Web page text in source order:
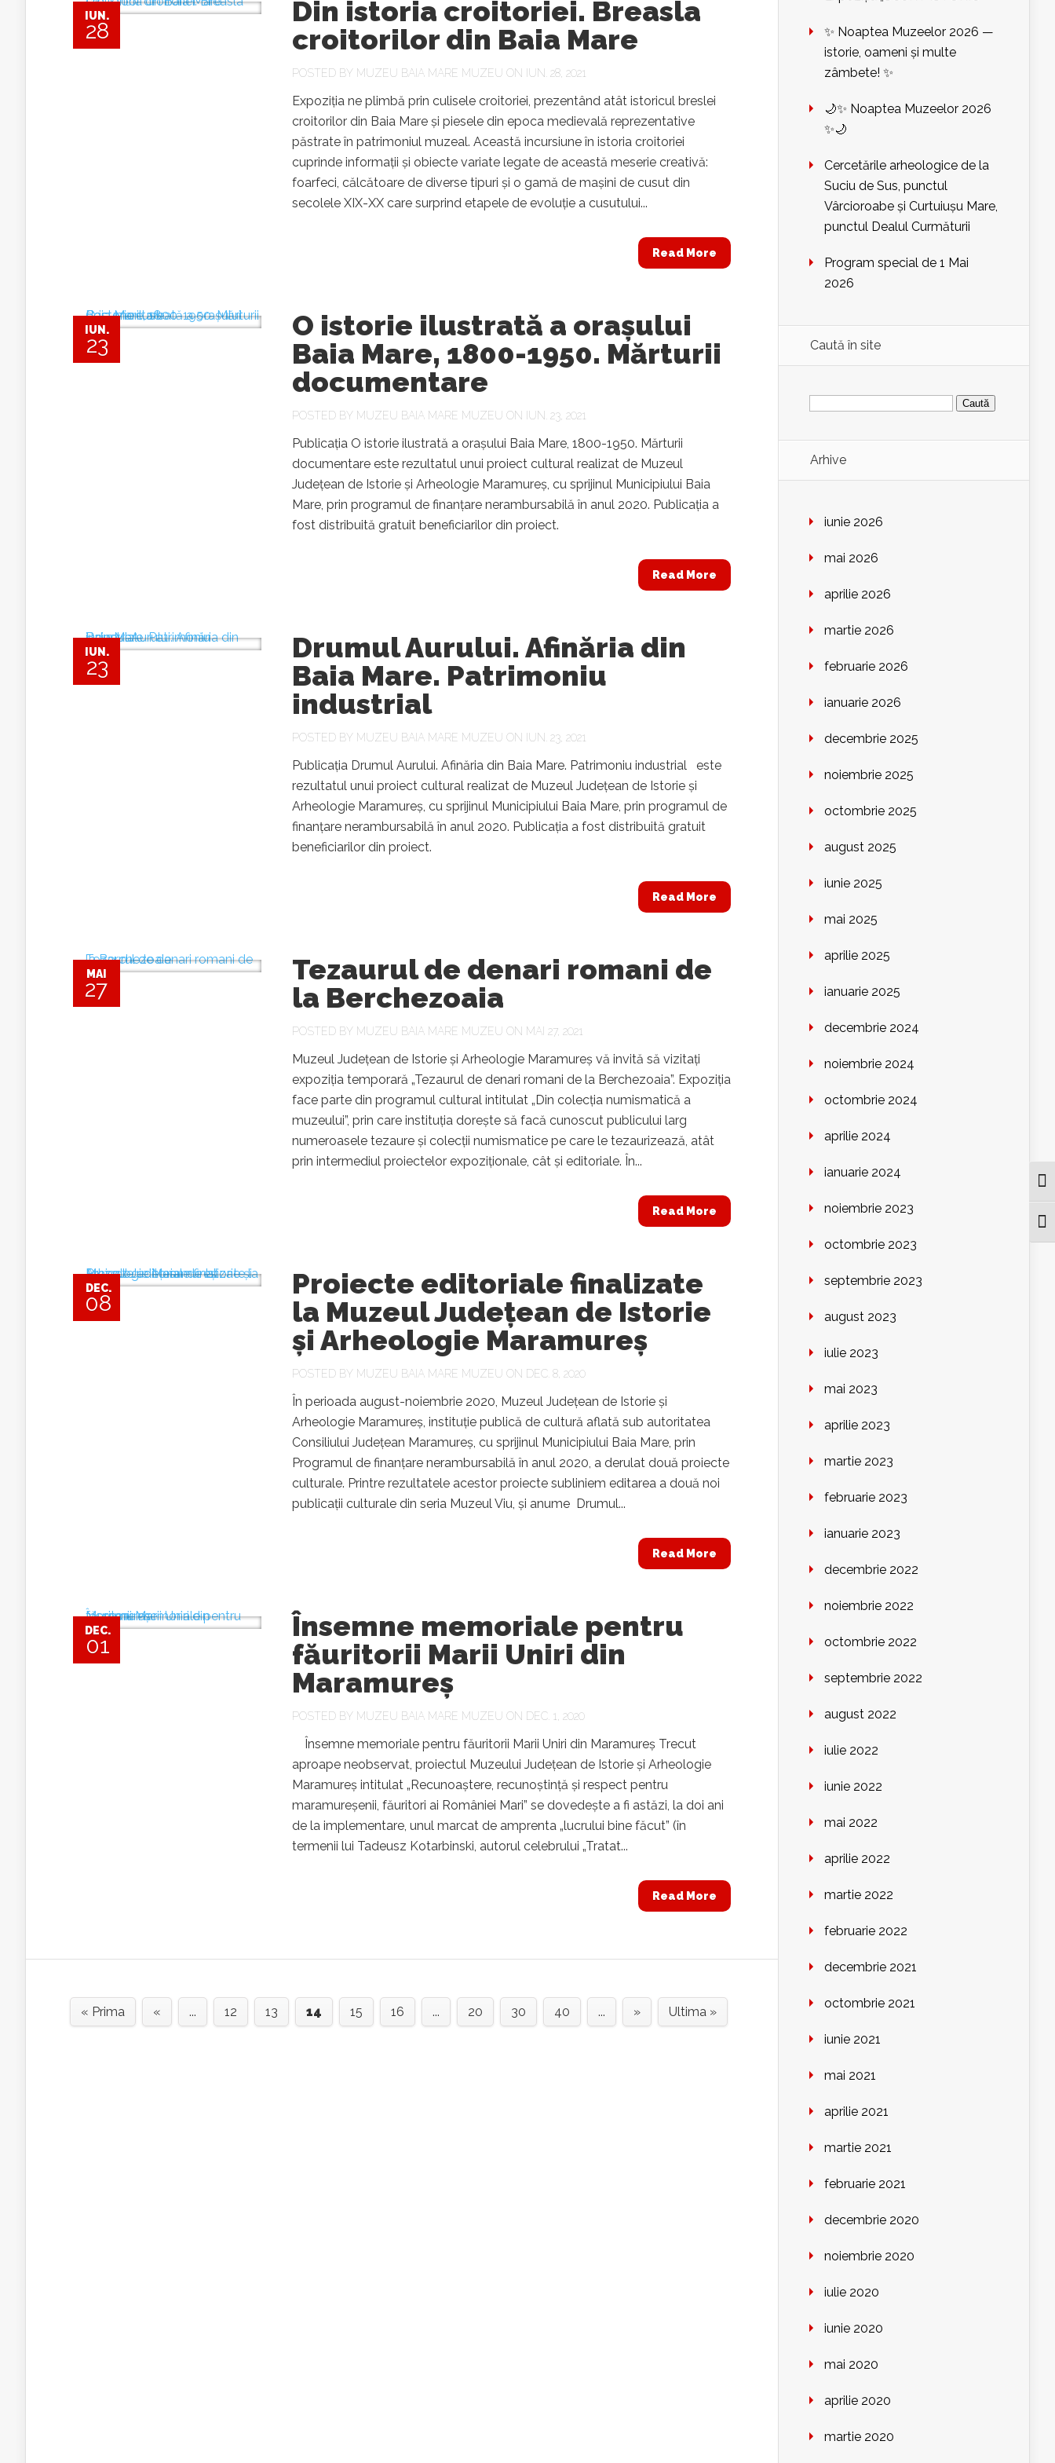
IUN.
28
Din istoria croitoriei. Breasla
croitorilor din Baia Mare
POSTED BY MUZEU BAIA MARE MUZEU ON IUN. 28, 2021
Expoziția ne plimbă prin culisele croitoriei, prezentând atât istoricul breslei
croitorilor din Baia Mare și piesele din epoca medievală reprezentative
păstrate în patrimoniul muzeal. Această incursiune în istoria croitoriei
cuprinde informații și obiecte variate legate de această meserie creativă:
foarfeci, călcătoare de diverse tipuri și o gamă de mașini de cusut din
secolele XIX-XX care surprind etapele de evoluție a cusutului...
Read More
IUN.
23
O istorie ilustrată a orașului
Baia Mare, 1800-1950. Mărturii
documentare
POSTED BY MUZEU BAIA MARE MUZEU ON IUN. 23, 2021
Publicația O istorie ilustrată a orașului Baia Mare, 1800-1950. Mărturii
documentare este rezultatul unui proiect cultural realizat de Muzeul
Județean de Istorie și Arheologie Maramureș, cu sprijinul Municipiului Baia
Mare, prin programul de finanțare nerambursabilă în anul 2020. Publicația a
fost distribuită gratuit beneficiarilor din proiect.
Read More
IUN.
23
Drumul Aurului. Afinăria din
Baia Mare. Patrimoniu
industrial
POSTED BY MUZEU BAIA MARE MUZEU ON IUN. 23, 2021
Publicația Drumul Aurului. Afinăria din Baia Mare. Patrimoniu industrial este
rezultatul unui proiect cultural realizat de Muzeul Județean de Istorie și
Arheologie Maramureș, cu sprijinul Municipiului Baia Mare, prin programul de
finanțare nerambursabilă în anul 2020. Publicația a fost distribuită gratuit
beneficiarilor din proiect.
Read More
MAI
27
Tezaurul de denari romani de
la Berchezoaia
POSTED BY MUZEU BAIA MARE MUZEU ON MAI 27, 2021
Muzeul Județean de Istorie și Arheologie Maramureș vă invită să vizitați
expoziția temporară „Tezaurul de denari romani de la Berchezoaia”. Expoziția
face parte din programul cultural intitulat „Din colecția numismatică a
muzeului”, prin care instituția dorește să facă cunoscut publicului larg
numeroasele tezaure și colecții numismatice pe care le tezaurizează, atât
prin intermediul proiectelor expoziționale, cât și editoriale. În...
Read More
DEC.
08
Proiecte editoriale finalizate
la Muzeul Județean de Istorie
și Arheologie Maramureș
POSTED BY MUZEU BAIA MARE MUZEU ON DEC. 8, 2020
În perioada august-noiembrie 2020, Muzeul Județean de Istorie și
Arheologie Maramureș, instituție publică de cultură aflată sub autoritatea
Consiliului Județean Maramureș, cu sprijinul Municipiului Baia Mare, prin
Programul de finanțare nerambursabilă în anul 2020, a derulat două proiecte
culturale. Printre rezultatele acestor proiecte subliniem editarea a două noi
publicații culturale din seria Muzeul Viu, și anume Drumul...
Read More
DEC.
01
Însemne memoriale pentru
făuritorii Marii Uniri din
Maramureș
POSTED BY MUZEU BAIA MARE MUZEU ON DEC. 1, 2020
Însemne memoriale pentru făuritorii Marii Uniri din Maramureș Trecut
aproape neobservat, proiectul Muzeului Județean de Istorie și Arheologie
Maramureș intitulat „Recunoaștere, recunoștință și respect pentru
maramureșenii, făuritori ai României Mari” se dovedește a fi astăzi, la doi ani
de la implementare, unul marcat de amprenta „lucrului bine făcut” (în
termenii lui Tadeusz Kotarbinski, autorul celebrului „Tratat...
Read More
« Prima « ... 12 13 14 15 16 ... 20 30 40 ... » Ultima »
✨ Noaptea Muzeelor 2026 —
istorie, oameni și multe
zâmbete! ✨
🌙✨ Noaptea Muzeelor 2026
✨🌙
Cercetările arheologice de la
Suciu de Sus, punctul
Vârcioroabe și Curtuiușu Mare,
punctul Dealul Curmăturii
Program special de 1 Mai
2026
Caută în site
Caută
după:
Arhive
iunie 2026
mai 2026
aprilie 2026
martie 2026
februarie 2026
ianuarie 2026
decembrie 2025
noiembrie 2025
octombrie 2025
august 2025
iunie 2025
mai 2025
aprilie 2025
ianuarie 2025
decembrie 2024
noiembrie 2024
octombrie 2024
aprilie 2024
ianuarie 2024
noiembrie 2023
octombrie 2023
septembrie 2023
august 2023
iulie 2023
mai 2023
aprilie 2023
martie 2023
februarie 2023
ianuarie 2023
decembrie 2022
noiembrie 2022
octombrie 2022
septembrie 2022
august 2022
iulie 2022
iunie 2022
mai 2022
aprilie 2022
martie 2022
februarie 2022
decembrie 2021
octombrie 2021
iunie 2021
mai 2021
aprilie 2021
martie 2021
februarie 2021
decembrie 2020
noiembrie 2020
iulie 2020
iunie 2020
mai 2020
aprilie 2020
martie 2020